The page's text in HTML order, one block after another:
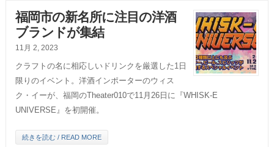
福岡市の新名所に注目の洋酒
ブランドが集結
11月 2, 2023
クラフトの名に相応しいドリンクを厳選した1日
限りのイベント。洋酒インポーターのウィス
ク・イーが、福岡のTheater010で11月26日に『WHISK-E
UNIVERSE』を初開催。
続きを読む / READ MORE